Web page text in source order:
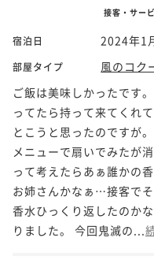
接客・サー
宿泊日 2024年1
部屋タイプ
風のコク
ご飯は美味しかったです
ってたら持って来てくれ
とこうと思ったのですが
メニューで扇いでみたが
って考えたらあぁ誰かの
お姉さんかなぁ…接客で
香水ひっくり返したのか
りました。 今回鬼滅の...